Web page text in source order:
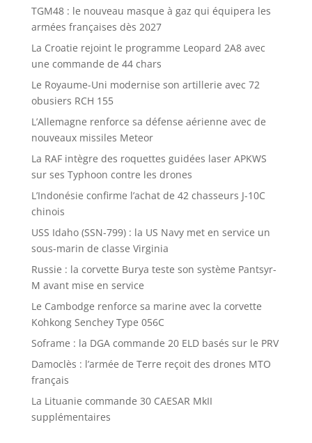
TGM48 : le nouveau masque à gaz qui équipera les
armées françaises dès 2027
La Croatie rejoint le programme Leopard 2A8 avec
une commande de 44 chars
Le Royaume-Uni modernise son artillerie avec 72
obusiers RCH 155
L’Allemagne renforce sa défense aérienne avec de
nouveaux missiles Meteor
La RAF intègre des roquettes guidées laser APKWS
sur ses Typhoon contre les drones
L’Indonésie confirme l’achat de 42 chasseurs J-10C
chinois
USS Idaho (SSN-799) : la US Navy met en service un
sous-marin de classe Virginia
Russie : la corvette Burya teste son système Pantsyr-
M avant mise en service
Le Cambodge renforce sa marine avec la corvette
Kohkong Senchey Type 056C
Soframe : la DGA commande 20 ELD basés sur le PRV
Damoclès : l’armée de Terre reçoit des drones MTO
français
La Lituanie commande 30 CAESAR MkII
supplémentaires